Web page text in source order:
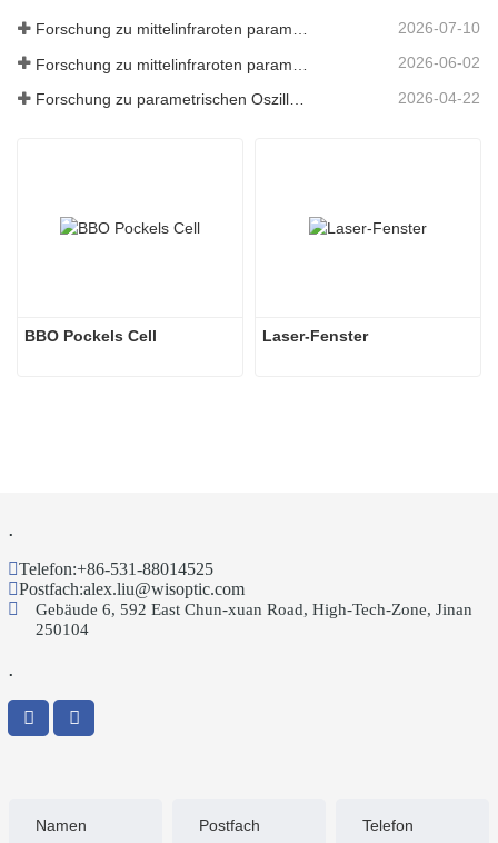
Forschung zu mittelinfraroten parametrischen Oszillatoren - Teil 06 2026-07-10
2026-06-02
2026-04-22
BBO Pockels Cell Laser-Fenster
.
Telefon:+86-531-88014525
Postfach:alex.liu@wisoptic.com
Gebäude 6, 592 East Chun-xuan Road, High-Tech-Zone, Jinan
250104
.